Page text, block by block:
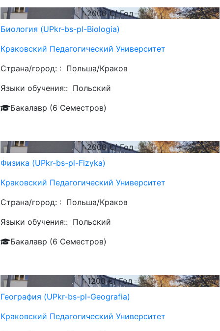
2000€/ Год
Биология (UPkr-bs-pl-Biologia)
Краковский Педагогический Университет
Страна/город: : Польша/Краков
Языки обучения:: Польский
Бакалавр (6 Семестров)
2000€/ Год
Физика (UPkr-bs-pl-Fizyka)
Краковский Педагогический Университет
Страна/город: : Польша/Краков
Языки обучения:: Польский
Бакалавр (6 Семестров)
1200€/ Год
География (UPkr-bs-pl-Geografia)
Краковский Педагогический Университет